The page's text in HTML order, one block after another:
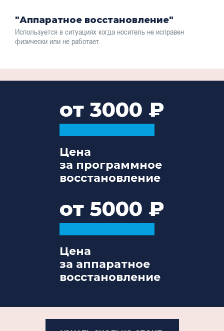
"Аппаратное восстановление"
Используется в ситуациях когда носитель не исправен
физически или не работает.
от 3000
Цена
за программное
восстановление
от 5000
Цена
за аппаратное
восстановление